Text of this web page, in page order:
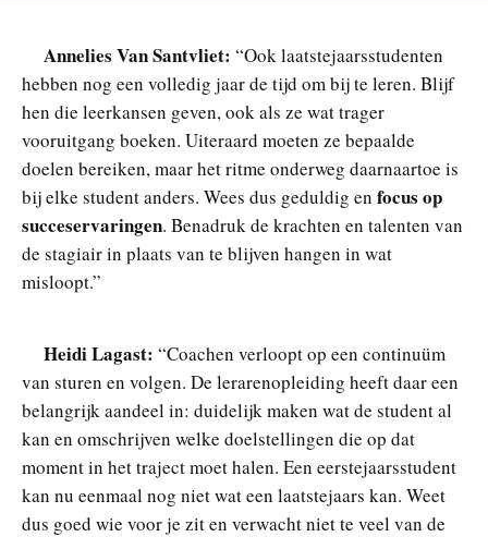
Annelies Van Santvliet: “Ook laatstejaarsstudenten
hebben nog een volledig jaar de tijd om bij te leren. Blijf
hen die leerkansen geven, ook als ze wat trager
vooruitgang boeken. Uiteraard moeten ze bepaalde
doelen bereiken, maar het ritme onderweg daarnaartoe is
bij elke student anders. Wees dus geduldig en focus op
succeservaringen. Benadruk de krachten en talenten van
de stagiair in plaats van te blijven hangen in wat
misloopt.”
Heidi Lagast: “Coachen verloopt op een continuüm
van sturen en volgen. De lerarenopleiding heeft daar een
belangrijk aandeel in: duidelijk maken wat de student al
kan en omschrijven welke doelstellingen die op dat
moment in het traject moet halen. Een eerstejaarsstudent
kan nu eenmaal nog niet wat een laatstejaars kan. Weet
dus goed wie voor je zit en verwacht niet te veel van de